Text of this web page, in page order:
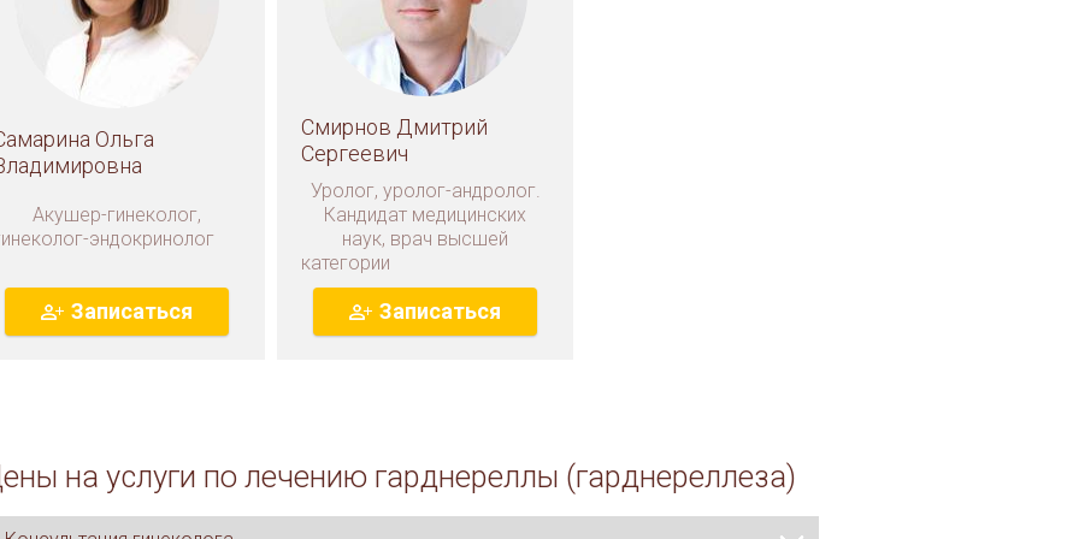
Ольга
Акушер-гинеколог,
эндокринолог
Записаться
Смирнов Дмитрий
Сергеевич
Уролог, уролог-андролог.
Кандидат медицинских
наук, врач высшей
категории
Записаться
на услуги по лечению гарднереллы (гарднереллеза)